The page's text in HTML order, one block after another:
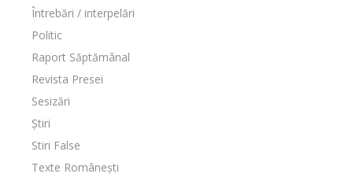
Întrebări / interpelări
Politic
Raport Săptămânal
Revista Presei
Sesizări
Știri
Stiri False
Texte Românești